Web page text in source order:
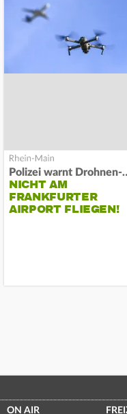
Polizei
NICHT AM
FRANKFURTER
AIRPORT FLIEGEN!
ON AIR